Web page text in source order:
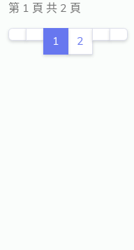
第 1 頁 共 2 頁
1 2